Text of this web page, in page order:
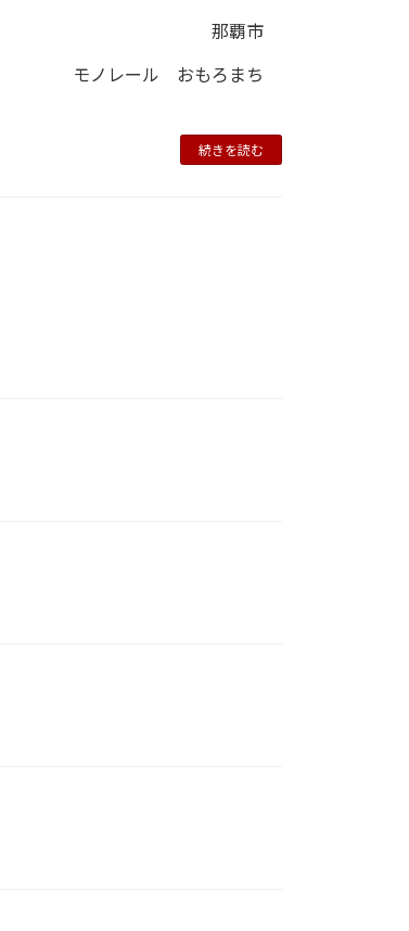
続きを読む
那覇市
モノレール おもろまち